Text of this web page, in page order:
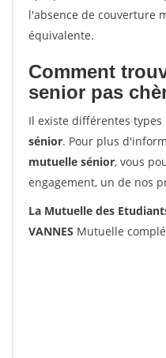
l'absence de couverture
équivalente.
Comment
senior pas
Il existe différentes types
sénior. Pour plus
mutuelle sénior, vous
engagement, un de nos
La Mutuelle des
VANNES Mutuelle